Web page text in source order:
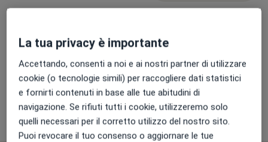
traumatici
Da 50 € Dettagli
Prenota una visita
+ 18 prestazioni
Come funzionano i prezzi?
La tua privacy è importante
Accettando, consenti a noi e ai nostri partner di utilizzare
cookie (o tecnologie simili) per raccogliere dati statistici
e fornirti contenuti in base alle tue abitudini di
navigazione. Se rifiuti tutti i cookie, utilizzeremo solo
quelli necessari per il corretto utilizzo del nostro sito.
Puoi revocare il tuo consenso o aggiornare le tue